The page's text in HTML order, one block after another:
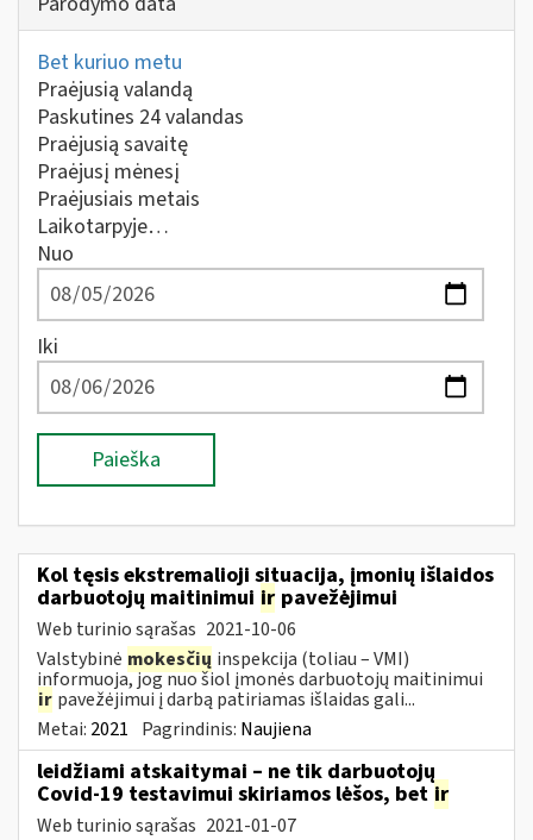
Bet kuriuo metu
Praėjusią valandą
Paskutines 24 valandas
Praėjusią savaitę
Praėjusį mėnesį
Praėjusiais metais
Laikotarpyje…
Nuo
Iki
Paieška
Kol tęsis ekstremalioji situacija, įmonių išlaidos
darbuotojų maitinimui ir pavežėjimui
Web turinio sąrašas 2021-10-06
Valstybinė mokesčių inspekcija (toliau – VMI)
informuoja, jog nuo šiol įmonės darbuotojų maitinimui
ir pavežėjimui į darbą patiriamas išlaidas gali...
Metai: 2021 Pagrindinis: Naujiena
leidžiami atskaitymai – ne tik darbuotojų
Covid-19 testavimui skiriamos lėšos, bet ir
Web turinio sąrašas 2021-01-07